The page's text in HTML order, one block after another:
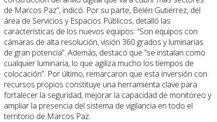
de Marcos Paz”, indicó. Por su parte, Belén Gutiérrez, del
área de Servicios y Espacios Públicos, detalló las
características de los nuevos equipos: “Son equipos con
cámaras de alta resolución, visión 360 grados y luminarias
de gran potencia”. Además, destacó que “se instalan como
cualquier luminaria, lo que agiliza mucho los tiempos de
colocación”. Por último, remarcaron que esta inversión con
recursos propios constituye una herramienta clave para
fortalecer la seguridad, mejorar la capacidad de monitoreo y
ampliar la presencia del sistema de vigilancia en todo el
territorio de Marcos Paz.